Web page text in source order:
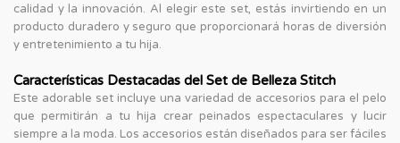
calidad y la innovación. Al elegir este set, estás invirtiendo en un
producto duradero y seguro que proporcionará horas de diversión
y entretenimiento a tu hija.
Características Destacadas del Set de Belleza Stitch
Este adorable set incluye una variedad de accesorios para el pelo
que permitirán a tu hija crear peinados espectaculares y lucir
siempre a la moda. Los accesorios están diseñados para ser fáciles